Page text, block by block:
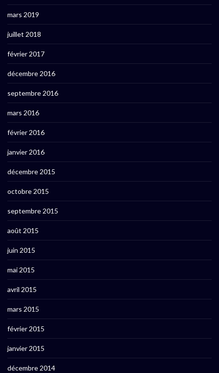
mars 2019
juillet 2018
février 2017
décembre 2016
septembre 2016
mars 2016
février 2016
janvier 2016
décembre 2015
octobre 2015
septembre 2015
août 2015
juin 2015
mai 2015
avril 2015
mars 2015
février 2015
janvier 2015
décembre 2014